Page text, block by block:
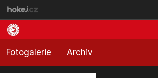
Fotogalerie Archiv